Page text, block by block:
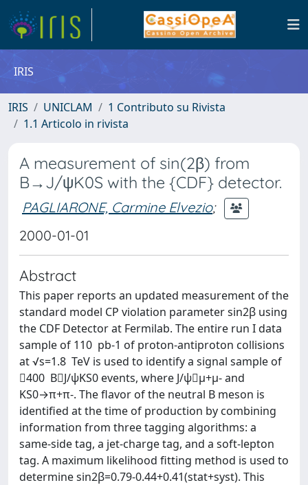
IRIS
IRIS UNICLAM
1 Contributo su Rivista
1.1 Articolo in rivista
A measurement of sin(2β) from
B→J/ψK0S with the {CDF} detector.
PAGLIARONE, Carmine Elvezio;
2000-01-01
Abstract
This paper reports an updated measurement of the
standard model CP violation parameter sin2β using
the CDF Detector at Fermilab. The entire run I data
sample of 110 pb-1 of proton-antiproton collisions
at √s=1.8 TeV is used to identify a signal sample of
∼400 B⃗J/ψKS0 events, where J/ψ⃗μ+μ- and
KS0→π+π-. The flavor of the neutral B meson is
identified at the time of production by combining
information from three tagging algorithms: a
same-side tag, a jet-charge tag, and a soft-lepton
tag. A maximum likelihood fitting method is used to
determine sin2β=0.79-0.44+0.41(stat+syst). This